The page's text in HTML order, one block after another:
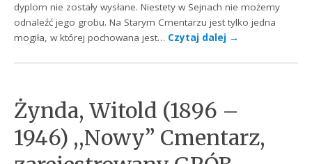
dyplom nie zostały wysłane. Niestety w Sejnach nie możemy
odnaleźć jego grobu. Na Starym Cmentarzu jest tylko jedna
mogiła, w której pochowana jest… Czytaj dalej →
Żynda, Witold (1896 –
1946) ,,Nowy” Cmentarz,